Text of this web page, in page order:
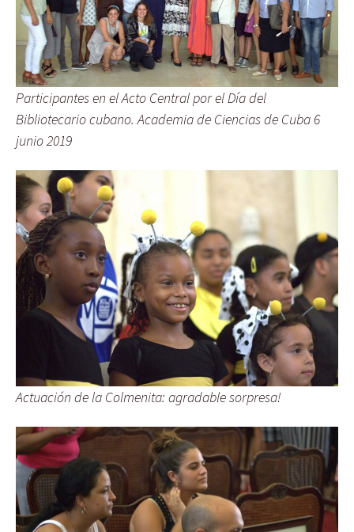
Participantes en el Acto Central por el Día del
Bibliotecario cubano. Academia de Ciencias de Cuba 6
junio 2019
Actuación de la Colmenita: agradable sorpresa!